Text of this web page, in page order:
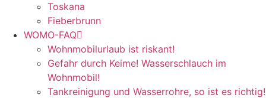
Toskana
Fieberbrunn
WOMO-FAQ
Wohnmobilurlaub ist riskant!
Gefahr durch Keime! Wasserschlauch im
Wohnmobil!
Tankreinigung und Wasserrohre, so ist es richtig!